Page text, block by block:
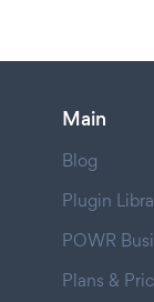
Main
Blog
Plugin
POWR
Plans &